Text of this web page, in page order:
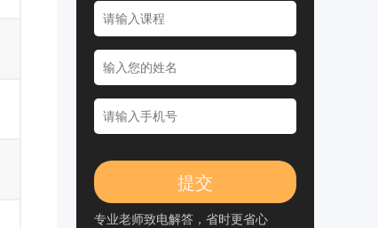
专业老师致电解答，省时更省心